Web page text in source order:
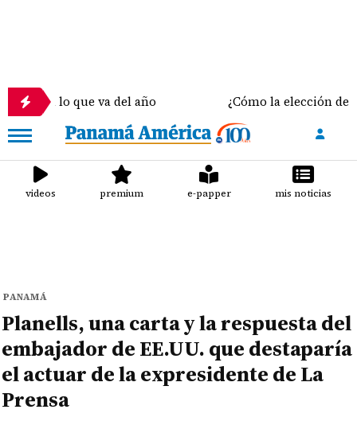
lo que va del año ¿Cómo la elección del sostén
videos premium e-papper mis noticias
PANAMÁ
Planells, una carta y la respuesta del
embajador de EE.UU. que destaparía
el actuar de la expresidente de La
Prensa